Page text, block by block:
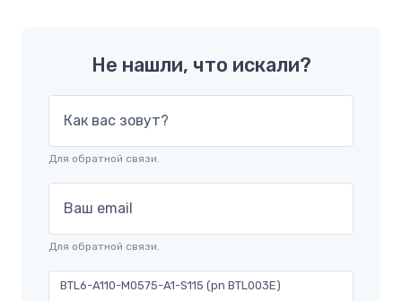
Не нашли, что искали?
Как вас зовут?
Для обратной связи.
Ваш email
Для обратной связи.